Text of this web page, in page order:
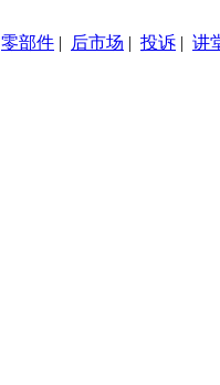
零部件 | 后市场 | 投诉 | 讲